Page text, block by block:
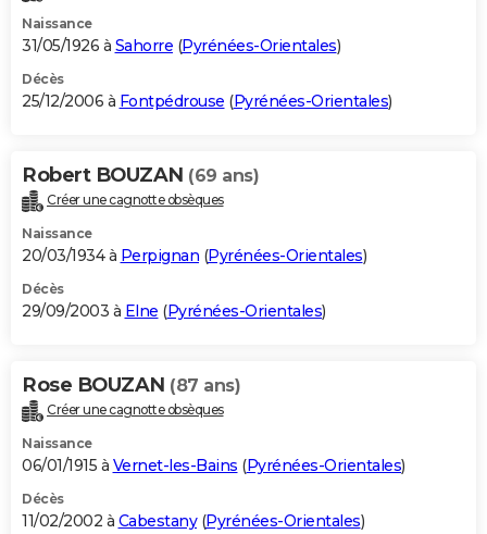
Naissance
31/05/1926 à Sahorre (Pyrénées-Orientales)
Décès
25/12/2006 à Fontpédrouse (Pyrénées-Orientales)
Robert BOUZAN (69 ans)
Créer une cagnotte obsèques
Naissance
20/03/1934 à Perpignan (Pyrénées-Orientales)
Décès
29/09/2003 à Elne (Pyrénées-Orientales)
Rose BOUZAN (87 ans)
Créer une cagnotte obsèques
Naissance
06/01/1915 à Vernet-les-Bains (Pyrénées-Orientales)
Décès
11/02/2002 à Cabestany(Pyrénées-Orientales)